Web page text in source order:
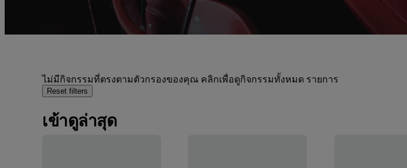
ไม่มีกิจกรรมที่ตรงตามตัวกรองของคุณ คลิกเพื่อดูกิจกรรมทั้งหมด รายการ
Reset filters
เข้าดูล่าสุด